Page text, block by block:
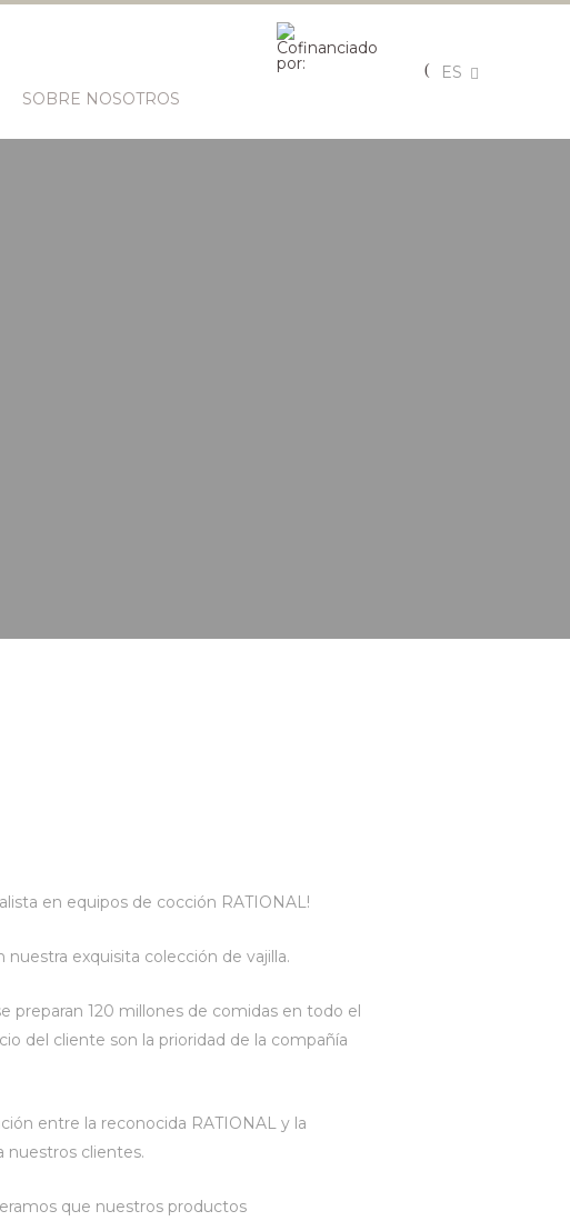
SOBRE NOSOTROS
ES
en equipos de cocción RATIONAL!
exquisita colección de vajilla.
preparan 120 millones de comidas en todo el
del cliente son la prioridad de la compañía
entre la reconocida RATIONAL y la
nuestros clientes.
que nuestros productos